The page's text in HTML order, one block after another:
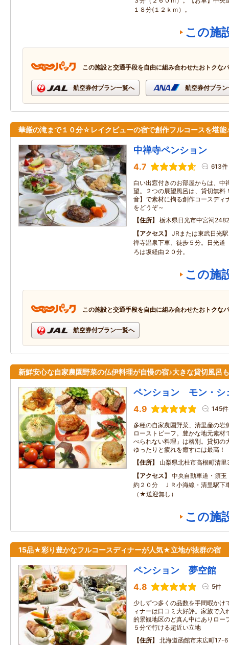
１８分(１２ｋｍ）。
この施
この施設と交通手段を自由に組み合わせたおトクな
航空券付プラン一覧へ 航空券付プラ
華厳の滝まで１０分☆レイクビューの宿で創作フルコースを堪能
中禅寺ペンション
4.7 613件
白い出窓付きのお部屋からは、中
望。２つの展望風呂は、貸切無料
音】で素材に拘る創作コースディ
をどうぞ～
住所
栃木県日光市中宮祠
アクセス
JRまたは東武日光
禅寺温泉下車、徒歩５分。日光道
ろは坂経由２０分。
この施
この施設と交通手段を自由に組み合わせたおトクな
航空券付プラン一覧へ
新鮮安心な自家農園野菜の仏伊料理が自慢の宿♪大きな貸切風呂
ペンション モン・シ
4.9 145件
多種の自家農園野菜、清里産の岩
ローストビーフ。豊かな地元素材
べられない料理」は格別。貸切の
ゆったりと疲れを癒すには最高！
住所
山梨県北杜市高根町清
アクセス
中央自動車道・須
約２０分 ＪＲ小海線・清里駅下
（★送迎無し）
この施
15品★彩り豊かなフルコースディナーが人気★立地が抜群の宿
ペンション 夢空館
4.8 5件
少しずつ多くの品数を手間暇かけ
ィナーは口コミ大好評。家族で入
的景観地区のど真ん中にありロー
５分で行ける超近い立地
住所
北海道函館市末広町17-6